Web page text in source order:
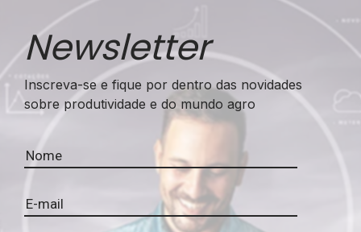
Newsletter
Inscreva-se e fique por dentro das novidades
sobre produtividade e do mundo agro